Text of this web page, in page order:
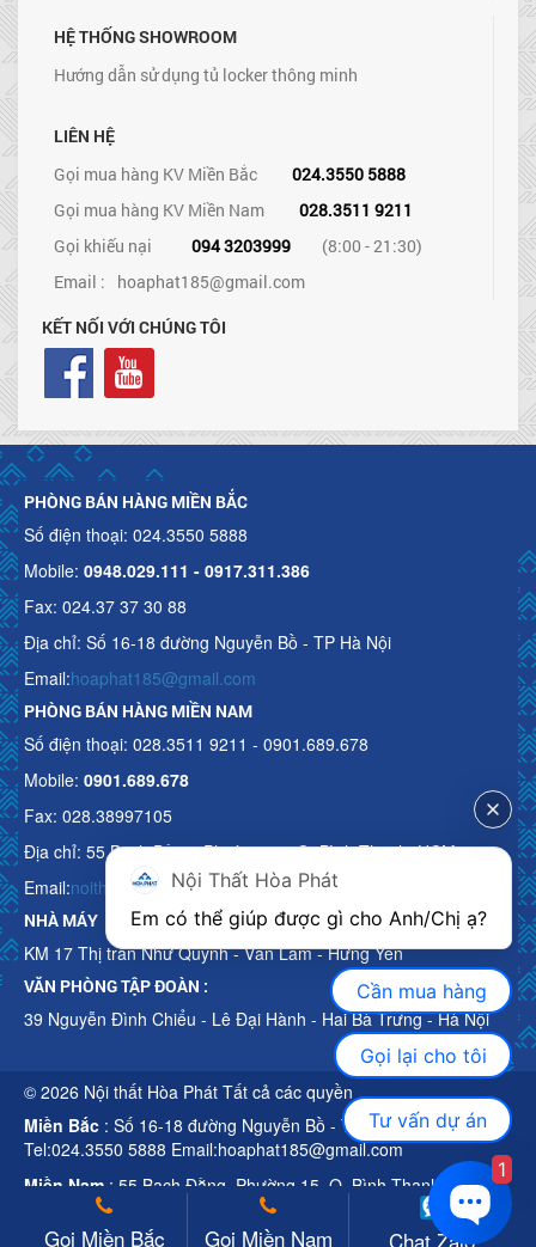
HỆ THỐNG SHOWROOM
Hướng dẫn sử dụng tủ locker thông minh
LIÊN HỆ
Gọi mua hàng KV Miền Bắc
024.3550 5888
Gọi mua hàng KV Miền Nam
028.3511 9211
Gọi khiếu nại
094 3203999
(8:00 - 21:30)
Email : hoaphat185@gmail.com
KẾT NỐI VỚI CHÚNG TÔI
PHÒNG BÁN HÀNG MIỀN BẮC
Số điện thoại: 024.3550 5888
Mobile: 0948.029.111 - 0917.311.386
Fax: 024.37 37 30 88
Địa chỉ: Số 16-18 đường Nguyễn Bồ - TP Hà Nội
Email:hoaphat185@gmail.com
PHÒNG BÁN HÀNG MIỀN NAM
Số điện thoại: 028.3511 9211 - 0901.689.678
Mobile: 0901.689.678
Fax: 028.38997105
Địa chỉ: 55 Bạch Đằng, Phường 15, Q. Bình Thạnh, HCM
Email:noithathoaphattot@gmail.com
NHÀ MÁY
KM 17 Thị trấn Như Quỳnh - Văn Lâm - Hưng Yên
VĂN PHÒNG TẬP ĐOÀN :
39 Nguyễn Đình Chiểu - Lê Đại Hành - Hai Bà Trưng - Hà Nội
© 2026 Nội thất Hòa Phát Tất cả các quyền
Miền Bắc : Số 16-18 đường Nguyễn Bồ - TP Hà Nội
Tel:024.3550 5888 Email:hoaphat185@gmail.com
Miền Nam : 55 Bạch Đằng, Phường 15, Q. Bình Thạnh, HCM
Tel:028.3511 9211 Email:noithathoaphattot@gmail.com
Gọi Miền Bắc Gọi Miền Nam Chat Zalo
Nội Thất Hòa Phát
Cần mua hàng
Gọi lại cho tôi
Tư vấn dự án
1